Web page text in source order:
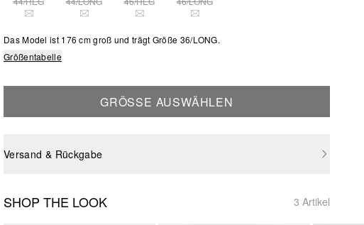
DIESE GRÖSSE IST DERZEIT AUSVERKAUFT
DIESE GRÖSSE IST DERZEIT AUSVERKAUFT
DIESE GRÖSSE IST DERZEIT AUSVERKAUFT
DIESE GRÖSSE IST DERZEIT
Das Model ist 176 cm groß und trägt Größe 36/LONG.
Größentabelle
GRÖSSE AUSWÄHLEN
Versand & Rückgabe
SHOP THE LOOK 3 Artikel